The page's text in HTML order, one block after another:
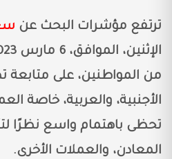
ترتفع مؤشرات البحث عن
من المواطنين، على متابعة
الأجنبية، والعربية، خاصة
تحظى باهتمام واسع نظرًا
المعادن، والعملات الأخرى.